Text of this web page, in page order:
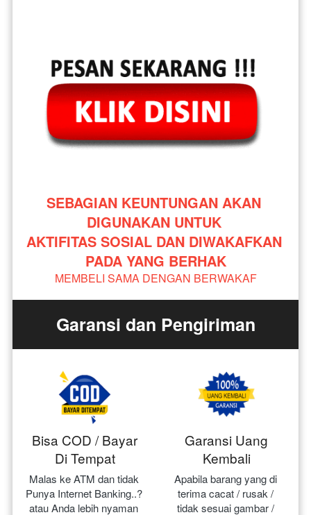
SEBAGIAN KEUNTUNGAN AKAN
DIGUNAKAN UNTUK
AKTIFITAS SOSIAL DAN DIWAKAFKAN
PADA YANG BERHAK
MEMBELI SAMA DENGAN BERWAKAF
Garansi dan Pengiriman
Bisa COD / Bayar
Di Tempat
Malas ke ATM dan tidak
Punya Internet Banking..?
atau Anda lebih nyaman
Garansi Uang
Kembali
Apabila barang yang di
terima cacat / rusak /
tidak sesuai gambar /